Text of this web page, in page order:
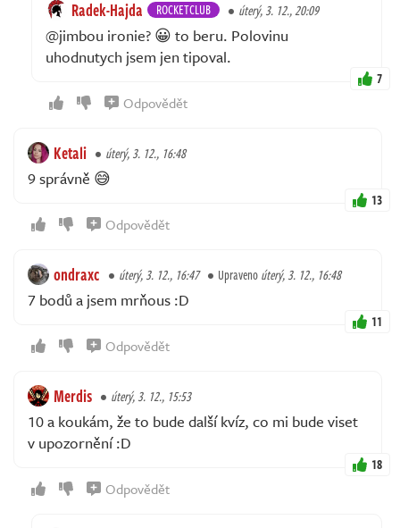
Radek-Hajda ROCKETCLUB úterý, 3. 12., 20:09
@jimbou ironie? 😀 to beru. Polovinu
uhodnutych jsem jen tipoval.
7
Odpovědět
Ketali úterý, 3. 12., 16:48
9 správně 😅
13
Odpovědět
ondraxc úterý, 3. 12., 16:47 Upravenoúterý, 3. 12., 16:48
7 bodů a jsem mrňous :D
11
Odpovědět
Merdis úterý, 3. 12., 15:53
10 a koukám, že to bude další kvíz, co mi bude viset
v upozornění :D
18
Odpovědět